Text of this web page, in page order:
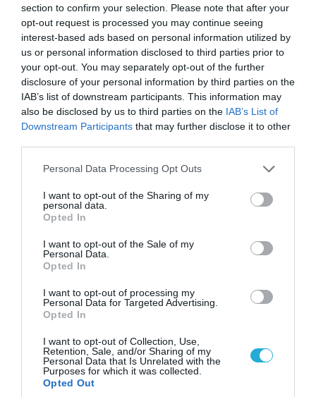
section to confirm your selection. Please note that after your
opt-out request is processed you may continue seeing
interest-based ads based on personal information utilized by
us or personal information disclosed to third parties prior to
your opt-out. You may separately opt-out of the further
disclosure of your personal information by third parties on the
IAB’s list of downstream participants. This information may
also be disclosed by us to third parties on the IAB’s List of
Downstream Participants that may further disclose it to other
Please note that this website/app uses one or more Google
not limited to your visit or usage behaviour. You may click to
grant or deny consent to Google and its third-party tags to
use your data for below specified purposes in below Google
consent section.
Personal Data Processing Opt Outs
I want to opt-out of the Sharing of my
personal data.
Opted In
I want to opt-out of the Sale of my
Personal Data.
Opted In
I want to opt-out of processing my
Personal Data for Targeted Advertising.
Opted In
I want to opt-out of Collection, Use,
Retention, Sale, and/or Sharing of my
Personal Data that Is Unrelated with the
Purposes for which it was collected.
Opted Out
Ουκρανία: Αποκαλύφθηκε ο αριθμός των
ξένων εθελοντών που πολεμούν για το Κίεβο
Κλιμακώνουν οι Χούθι: Eξαπέλυσαν επιθέσεις
κατά στρατιωτικών δυνάμεων στην Υεμένη –